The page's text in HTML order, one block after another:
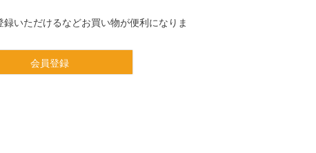
いただけるなどお買い物が便利になりま
会員登録